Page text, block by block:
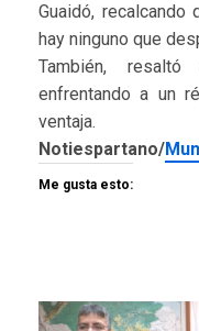
Guaidó,
hay ninguno que
También,
enfrentando a un
ventaja.
Notiespartano/
Me gusta esto: